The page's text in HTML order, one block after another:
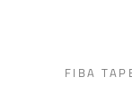
FIBA